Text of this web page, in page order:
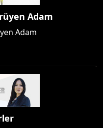
Adam
Adam